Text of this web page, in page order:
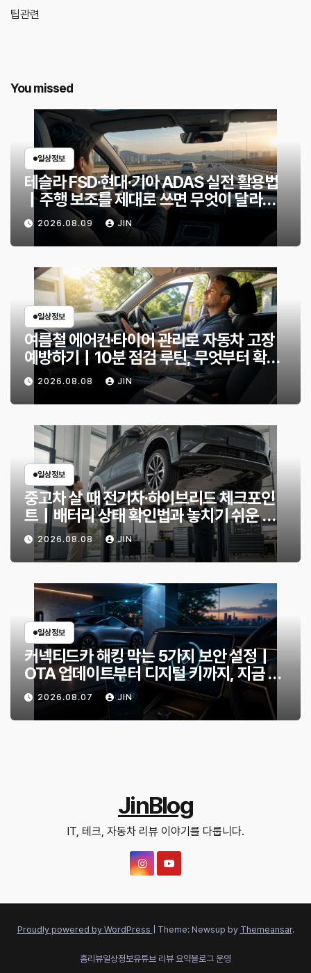
팁관련
You missed
일상정보
테슬라 FSD·현대·기아 ADAS 실전 활용법
｜주행 보조를 제대로 쓰면 무엇이 달라질
까?2026.08.09 JIN
일상정보
여름철 에어컨·타이어 관리로 자동차 고장
예방하기｜10분 점검 루틴, 무엇부터 확인
할까?
2026.08.08 JIN
일상정보
중고차 살 때 전기차·하이브리드 체크포인
트｜배터리 상태 확인법과 놓치기 쉬운 위
험 신호
2026.08.08 JIN
일상정보
커넥티드카 해킹 막는 5가지 보안 설정｜
OTA 업데이트부터 디지털 키까지, 지금 확
인할 것은?
2026.08.07 JIN
JinBlog
IT, 테크, 자동차 리뷰 이야기를 다룹니다.
Proudly powered by WordPress Theme: Newsup by Themeansar.
홈리뷰일상정보유튜브 리뷰 요약블로그 운영